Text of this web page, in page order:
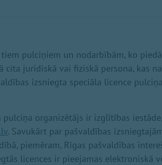
pulciņiem un nodarbībām, ko
cita juridiskā vai fiziskā persona, kas
izsniegta speciāla licence
organizētājs ir izglītības
. Savukārt par pašvaldības
piemēram, Rīgas pašvaldības
licences ir pieejamas elektroniskā